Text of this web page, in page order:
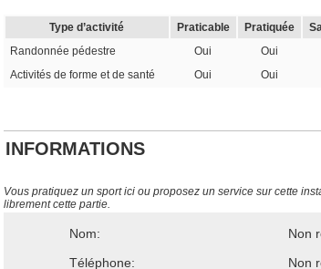
Type d’activité Praticable Pratiquée
Randonnée pédestre
Oui Oui
Activités de forme et de santé
Oui Oui
INFORMATIONS
Vous pratiquez un sport ici ou proposez un service sur cette
librement cette partie.
Nom:
Non
Téléphone:
Non